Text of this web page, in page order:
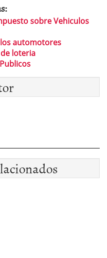
sobre Vehiculos
automotores
loteria